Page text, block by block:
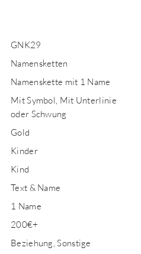
GNK29
Namensketten
Namenskette mit 1 Name
Mit Symbol, Mit Unterlinie
oder Schwung
Gold
Kinder
Kind
Text & Name
1 Name
200€+
Beziehung, Sonstige